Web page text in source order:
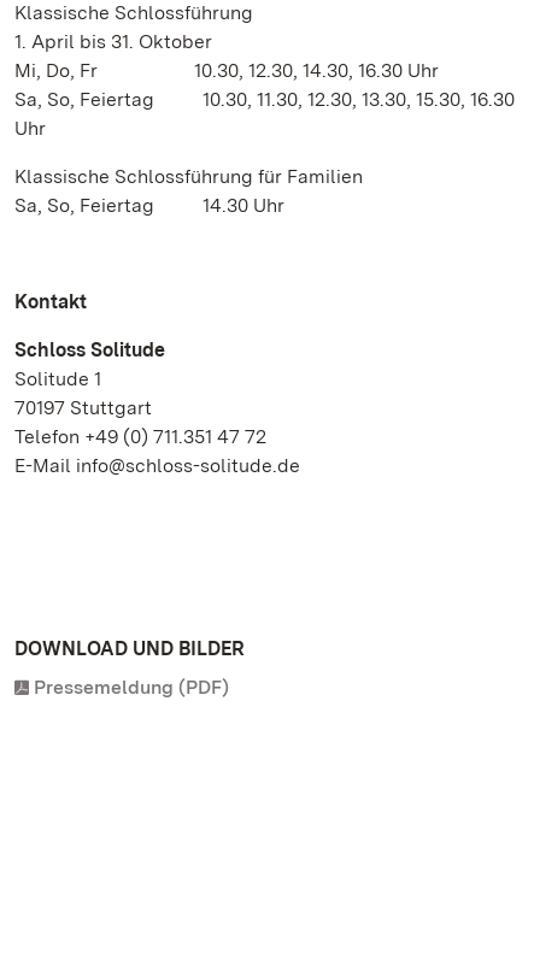
Klassische Schlossführung
1. April bis 31. Oktober
Mi, Do, Fr 10.30, 12.30, 14.30, 16.30 Uhr
Sa, So, Feiertag 10.30, 11.30, 12.30, 13.30, 15.30, 16.30
Uhr
Klassische Schlossführung für Familien
Sa, So, Feiertag 14.30 Uhr
Kontakt
Schloss Solitude
Solitude 1
70197 Stuttgart
Telefon +49 (0) 711.351 47 72
E-Mail info@schloss-solitude.de
DOWNLOAD UND BILDER
Pressemeldung (PDF)